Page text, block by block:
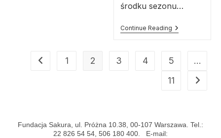
środku sezonu…
Continue Reading
1 2 3 4 5
…
11
Fundacja Sakura, ul. Próżna 10.38, 00-107 Warszawa. Tel.:
22 826 54 54, 506 180 400. E-mail: